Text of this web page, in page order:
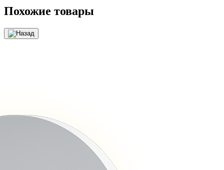
Похожие товары